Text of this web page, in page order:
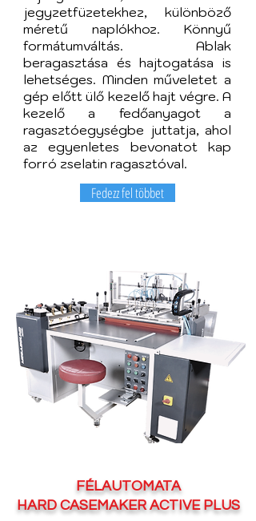
jegyzetfüzetekhez, különböző
méretű naplókhoz. Könnyű
formátumváltás. Ablak
beragasztása és hajtogatása is
lehetséges. Minden műveletet a
gép előtt ülő kezelő hajt végre. A
kezelő a fedőanyagot a
ragasztóegységbe juttatja, ahol
az egyenletes bevonatot kap
forró zselatin ragasztóval.
Fedezz fel többet
FÉLAUTOMATA
HARD CASEMAKER ACTIVE PLUS